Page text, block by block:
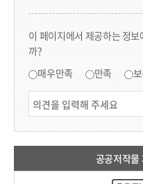
이 페이지에서 제공하는 정
까?
매우만족 만족
공공저작물